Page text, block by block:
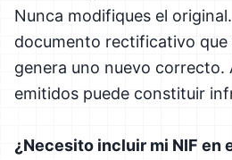
Nunca modifiques el
documento rectificativo que
genera uno nuevo
emitidos puede constituir
¿Necesito incluir mi NIF en